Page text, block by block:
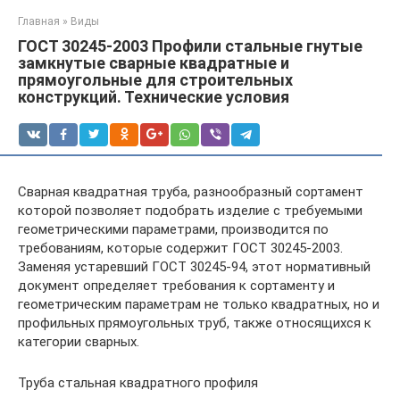
Главная » Виды
ГОСТ 30245-2003 Профили стальные гнутые
замкнутые сварные квадратные и
прямоугольные для строительных
конструкций. Технические условия
Сварная квадратная труба, разнообразный сортамент
которой позволяет подобрать изделие с требуемыми
геометрическими параметрами, производится по
требованиям, которые содержит ГОСТ 30245-2003.
Заменяя устаревший ГОСТ 30245-94, этот нормативный
документ определяет требования к сортаменту и
геометрическим параметрам не только квадратных, но и
профильных прямоугольных труб, также относящихся к
категории сварных.
Труба стальная квадратного профиля